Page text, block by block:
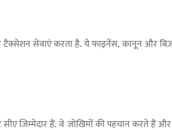
सेवाएं करता है. ये फाइनेंस, कानून और
जिम्मेदार हैं. वे जोखिमों की पहचान करते हैं